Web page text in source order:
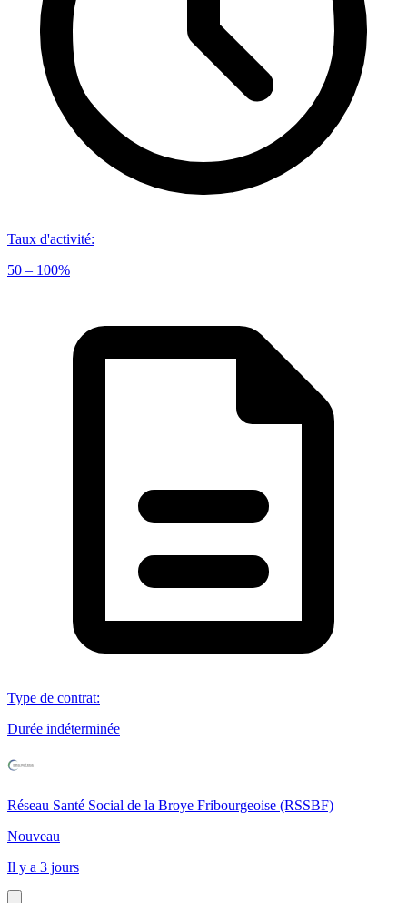
Taux d'activité:
50 – 100%
Type de contrat:
Durée indéterminée
Réseau Santé Social de la Broye Fribourgeoise (RSSBF)
Nouveau
Il y a 3 jours